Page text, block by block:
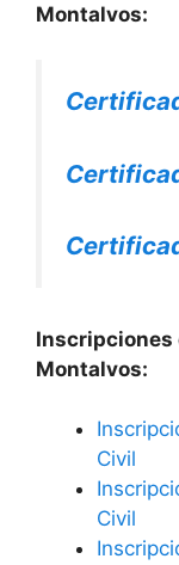
Montalvos:
Inscripciones
Montalvos:
Civil
Civil